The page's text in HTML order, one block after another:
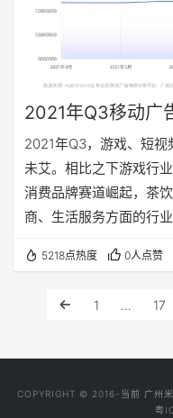
2021年Q3移动广
2021年Q3，游戏、短
未艾。相比之下游戏行
消费品牌赛道崛起，茶
商、生活服务方面的行
人员来说是一场挑战，
场规模、广告投放及下
Q3（07.01-09.28）期
01…
5218点热度 0人点赞
1 … 17
COPYRIGHT © 2016-当前 广州米
粤